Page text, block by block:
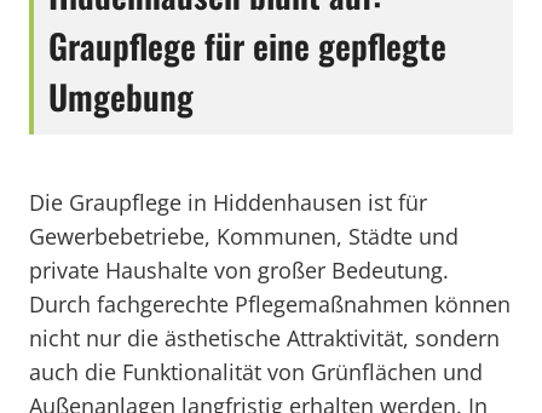
Graupflege für eine gepflegte
Umgebung
Die Graupflege in Hiddenhausen ist für
Gewerbebetriebe, Kommunen, Städte und
private Haushalte von großer Bedeutung.
Durch fachgerechte Pflegemaßnahmen können
nicht nur die ästhetische Attraktivität, sondern
auch die Funktionalität von Grünflächen und
Außenanlagen langfristig erhalten werden. In